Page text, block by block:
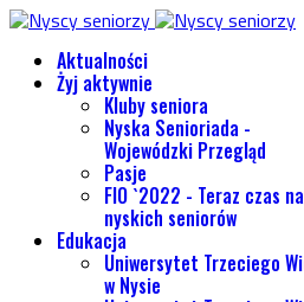
Aktualności
Żyj aktywnie
Kluby seniora
Nyska Senioriada -
Wojewódzki Przegląd
Pasje
FIO `2022 - Teraz czas na
nyskich seniorów
Edukacja
Uniwersytet Trzeciego
w Nysie